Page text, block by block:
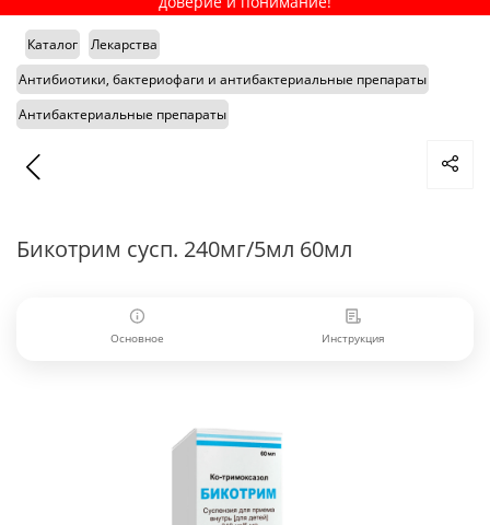
Каталог
Лекарства
Антибиотики, бактериофаги и антибактериальные препараты
Антибактериальные препараты
Бикотрим сусп. 240мг/5мл 60мл
Основное Инструкция